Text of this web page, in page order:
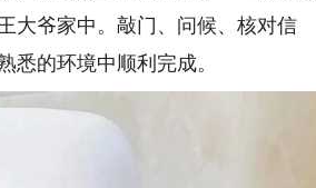
大爷家中。敲门、问候、核对信
悉的环境中顺利完成。